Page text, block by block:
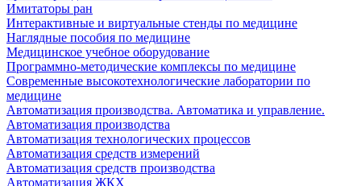
Имитаторы ран
Интерактивные и виртуальные стенды по медицине
Наглядные пособия по медицине
Медицинское учебное оборудование
Программно-методические комплексы по медицине
Современные высокотехнологические лаборатории по
медицине
Автоматизация производства. Автоматика и управление.
Автоматизация производства
Автоматизация технологических процессов
Автоматизация средств измерений
Автоматизация средств производства
Автоматизация ЖКХ